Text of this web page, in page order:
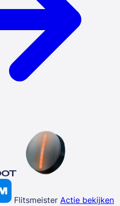
Flitsmeister Actie bekijken